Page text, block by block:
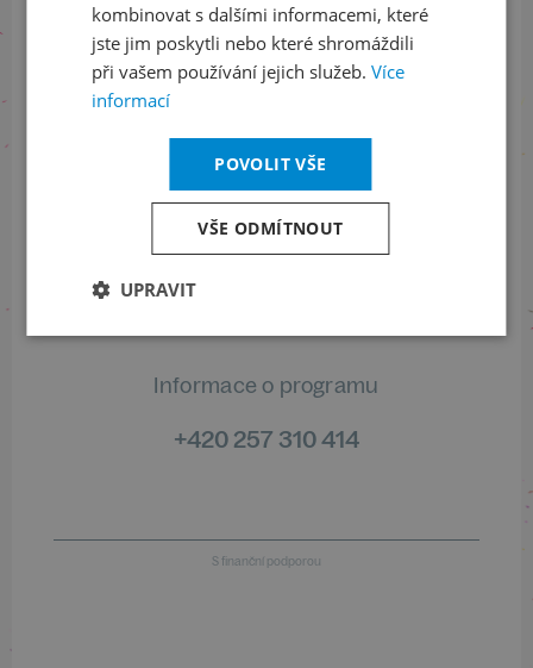
Sledujte nás na sociálních sítích
Informace o stavu objednávek
+420 461 049 232
Informace o programu
+420 257 310 414
S finanční podporou
kombinovat s dalšími informacemi, které
jste jim poskytli nebo které shromáždili
při vašem používání jejich služeb. Více
informací
POVOLIT VŠE
VŠE ODMÍTNOUT
UPRAVIT